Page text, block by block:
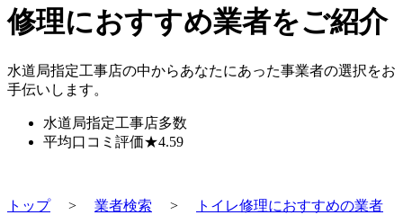
修理におすすめ業者をご紹介
水道局指定工事店の中からあなたにあった事業者の選択をお
手伝いします。
水道局指定工事店多数
平均口コミ評価★4.59
トップ> 業者検索 >
トイレ修理におすすめの業者